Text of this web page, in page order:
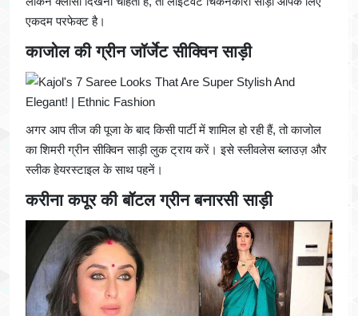
एकदम परफेक्ट है।
काजोल की ग्रीन जॉर्जेट सीक्विन साड़ी
अगर आप तीज की पूजा के बाद किसी पार्टी में शामिल हो रही हैं, तो काजोल
का शिमरी ग्रीन सीक्विन साड़ी लुक ट्राय करें। इसे स्लीवलेस ब्लाउज़ और
स्लीक हेयरस्टाइल के साथ पहनें।
करीना कपूर की बॉटल ग्रीन बनारसी साड़ी